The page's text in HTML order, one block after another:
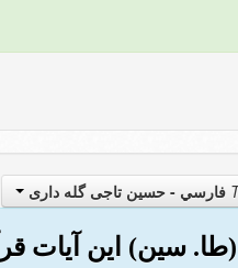
فارسي - حسین تاجی گله داری